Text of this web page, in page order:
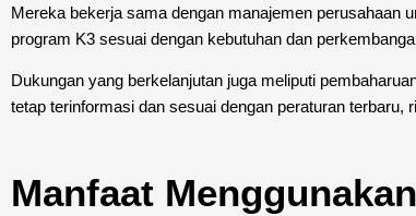
Mereka bekerja sama dengan manajemen perusahaan
program K3 sesuai dengan kebutuhan dan
Dukungan yang berkelanjutan juga meliputi
tetap terinformasi dan sesuai dengan peraturan
Manfaat